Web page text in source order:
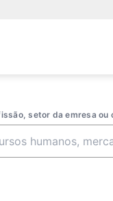
setor da emresa ou